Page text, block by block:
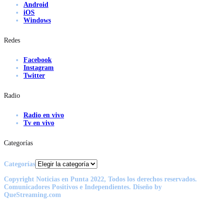
Android
iOS
Windows
Redes
Facebook
Instagram
Twitter
Radio
Radio en vivo
Tv en vivo
Categorías
Categorías
Copyright Noticias en Punta 2022, Todos los derechos reservados.
Comunicadores Positivos e Independientes. Diseño by
QueStreaming.com